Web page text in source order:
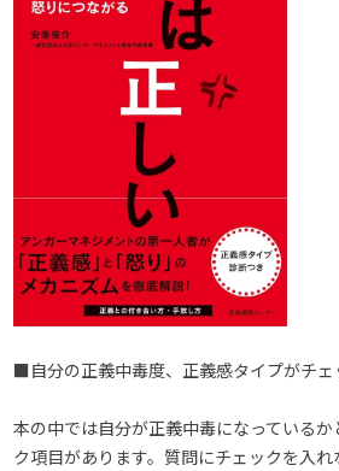
■自分の正義中毒度、正義感タイプがチェ
本の中では自分が正義中毒になっている
ク項目があります。質問にチェックを入